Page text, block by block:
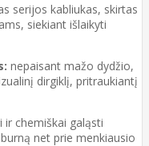
serijos kabliukas, skirtas
siekiant išlaikyti
nepaisant mažo dydžio,
dirgiklį, pritraukiantį
ir chemiškai galąsti
net prie menkiausio